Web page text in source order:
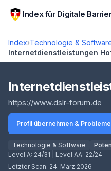
Zum Hauptinhalt springen
Index für Digitale
Index›Technologie &
Internetdienstleistungen
Score lädt
https://www.dslr-forum.de
Profil übernehmen &
Technologie & Software
Level A: 24/31 | Level AA: 22/24
Letzter Scan: 24. März 2026